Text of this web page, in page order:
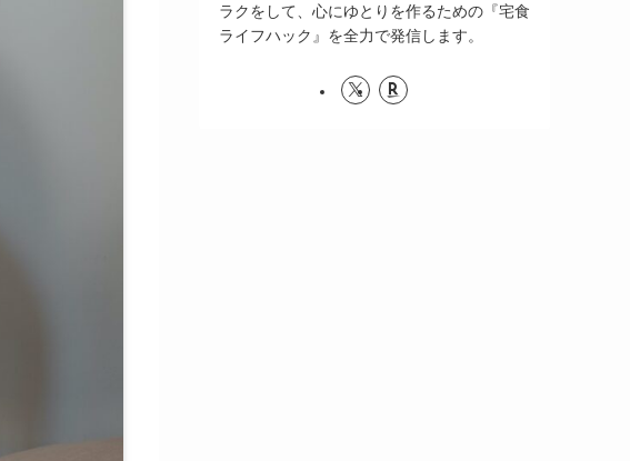
ラクをして、心にゆとりを作るための『宅食
ライフハック』を全力で発信します。